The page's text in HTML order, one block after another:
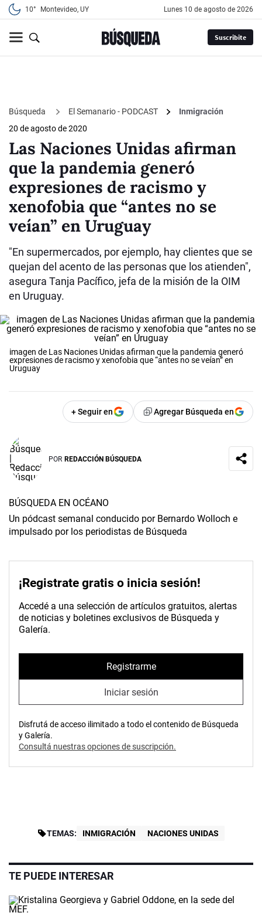
10° Montevideo, UY lunes 10 de agosto de 2026
Suscribite
Búsqueda El Semanario - PODCAST
Inmigración
20 de agosto de 2020
Las Naciones Unidas afirman
que la pandemia generó
expresiones de racismo y
xenofobia que “antes no se
veían” en Uruguay
"En supermercados, por ejemplo, hay clientes que se
quejan del acento de las personas que los atienden",
asegura Tanja Pacífico, jefa de la misión de la OIM
en Uruguay.
imagen de Las Naciones Unidas afirman que la pandemia generó
expresiones de racismo y xenofobia que “antes no se veían” en
Uruguay
+ Seguir en Agregar Búsqueda en
POR REDACCIÓN BÚSQUEDA
BÚSQUEDA EN OCÉANO
Un pódcast semanal conducido por Bernardo Wolloch e
impulsado por los periodistas de Búsqueda
¡Registrate gratis o inicia sesión!
Accedé a una selección de artículos gratuitos, alertas
de noticias y boletines exclusivos de Búsqueda y
Galería.
Registrarme
Iniciar sesión
Disfrutá de acceso ilimitado a todo el contenido de Búsqueda
y Galería.
Consultá nuestras opciones de suscripción.
TEMAS: INMIGRACIÓN NACIONES UNIDAS
TE PUEDE INTERESAR